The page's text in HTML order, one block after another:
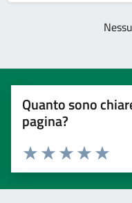
Quanto sono
pagina?
Valuta
Valuta 4
Valuta 3 stelle
Valuta 2 stelle su 5
Valuta 1 stelle su 5